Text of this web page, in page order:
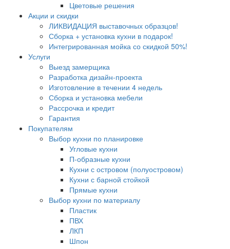
Цветовые решения
Акции и скидки
ЛИКВИДАЦИЯ выставочных образцов!
Сборка + установка кухни в подарок!
Интегрированная мойка со скидкой 50%!
Услуги
Выезд замерщика
Разработка дизайн-проекта
Изготовление в течении 4 недель
Сборка и установка мебели
Рассрочка и кредит
Гарантия
Покупателям
Выбор кухни по планировке
Угловые кухни
П-образные кухни
Кухни с островом (полуостровом)
Кухни с барной стойкой
Прямые кухни
Выбор кухни по материалу
Пластик
ПВХ
ЛКП
Шпон